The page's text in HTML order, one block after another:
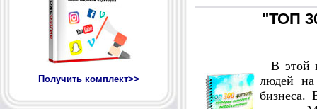
Получить комплект>>
"ТОП
В этой
людей на
бизнеса.